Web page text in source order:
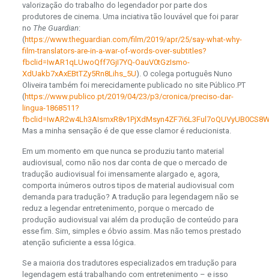
valorização do trabalho do legendador por parte dos
produtores de cinema. Uma inciativa tão louvável que foi parar
no The Guardian:
(https://www.theguardian.com/film/2019/apr/25/say-what-why-
film-translators-are-in-a-war-of-words-over-subtitles?
fbclid=IwAR1qLUwoQff7GjI7YQ-OauV0tGzIsmo-
XdUakb7xAxEBtTZy5Rn8Lihs_5U). O colega português Nuno
Oliveira também foi merecidamente publicado no site Público.PT
(https://www.publico.pt/2019/04/23/p3/cronica/preciso-dar-
lingua-1868511?
Mas a minha sensação é de que esse clamor é reducionista.
Em um momento em que nunca se produziu tanto material
audiovisual, como não nos dar conta de que o mercado de
tradução audiovisual foi imensamente alargado e, agora,
comporta inúmeros outros tipos de material audiovisual com
demanda para tradução? A tradução para legendagem não se
reduz a legendar entretenimento, porque o mercado de
produção audiovisual vai além da produção de conteúdo para
esse fim. Sim, simples e óbvio assim. Mas não temos prestado
atenção suficiente a essa lógica.
Se a maioria dos tradutores especializados em tradução para
legendagem está trabalhando com entretenimento – e isso